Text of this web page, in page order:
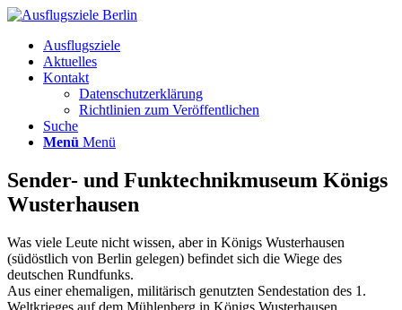
Ausflugsziele
Aktuelles
Kontakt
Datenschutzerklärung
Richtlinien zum Veröffentlichen
Suche
Menü Menü
Sender- und Funktechnikmuseum Königs
Wusterhausen
Was viele Leute nicht wissen, aber in Königs Wusterhausen
(südöstlich von Berlin gelegen) befindet sich die Wiege des
deutschen Rundfunks.
Aus einer ehemaligen, militärisch genutzten Sendestation des 1.
Weltkrieges auf dem Mühlenberg in Königs Wusterhausen